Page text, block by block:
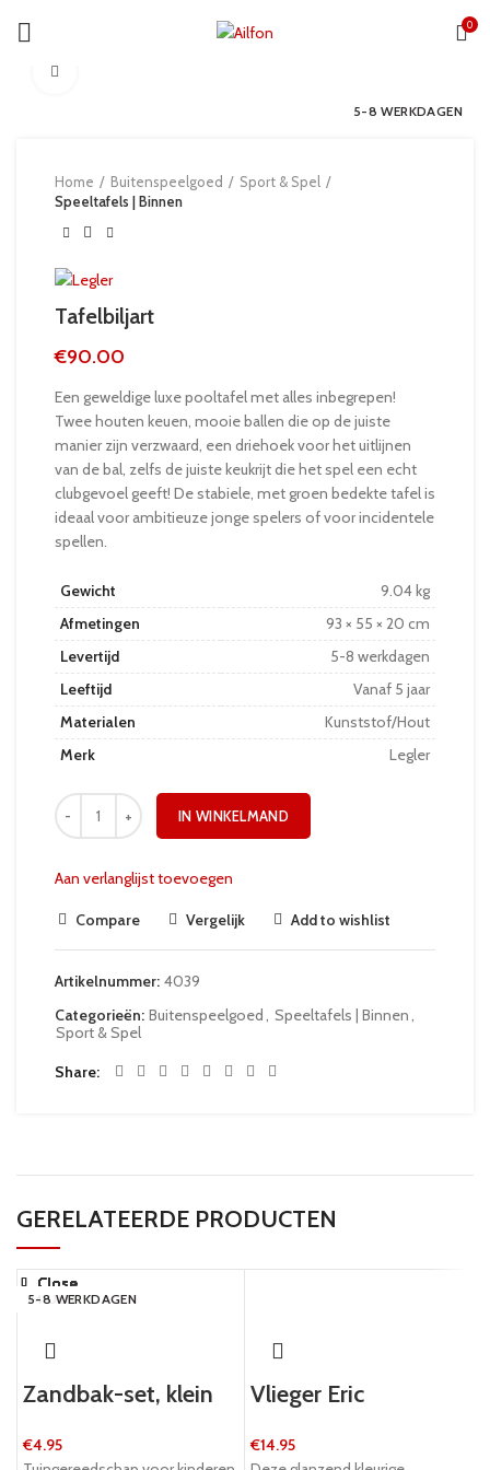
0
5-8 WERKDAGEN
Home Buitenspeelgoed
Sport & Spel
Speeltafels | Binnen
Tafelbiljart
€90.00
Een geweldige luxe pooltafel met alles inbegrepen!
Twee houten keuen, mooie ballen die op de juiste
manier zijn verzwaard, een driehoek voor het uitlijnen
van de bal, zelfs de juiste keukrijt die het spel een echt
clubgevoel geeft! De stabiele, met groen bedekte tafel is
ideaal voor ambitieuze jonge spelers of voor incidentele
spellen.
Gewicht
9.04 kg
Afmetingen
93 × 55 × 20 cm
Levertijd
5-8 werkdagen
Leeftijd
Vanaf 5 jaar
Materialen
Kunststof/Hout
Merk
Legler
IN WINKELMAND
Aan verlanglijst toevoegen
Compare Vergelijk Add to wishlist
Artikelnummer: 4039
Categorieën: Buitenspeelgoed Speeltafels | Binnen
Sport & Spel
Share
GERELATEERDE PRODUCTEN
24 UUR
Close
Zandbak-set, klein
€4.95
24 UUR
Close
Vlieger Eric
€14.95
5-8 WERKDAGEN
Close
5-8 WERKDAGEN
Close
24 UUR
Close
24 UUR
Close
24 UUR
Close
5-8 WERKDAGEN
Close